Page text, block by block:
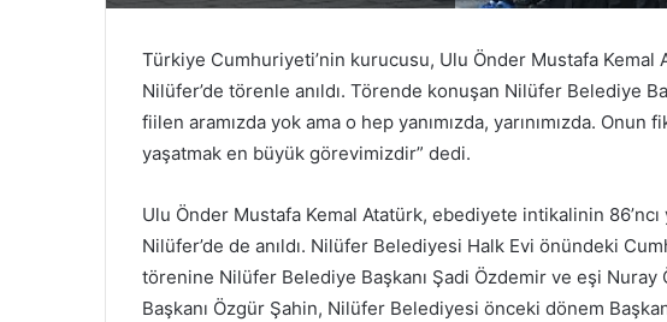
Türkiye Cumhuriyeti’nin kurucusu, Ulu Önder Mustafa Kemal
Nilüfer’de törenle anıldı. Törende konuşan Nilüfer Belediye
fiilen aramızda yok ama o hep yanımızda, yarınımızda.
yaşatmak en büyük görevimizdir” dedi.
Ulu Önder Mustafa Kemal Atatürk, ebediyete intikalinin
Nilüfer’de de anıldı. Nilüfer Belediyesi Halk Evi önündeki
törenine Nilüfer Belediye Başkanı Şadi Özdemir ve eşi Nuray
Başkanı Özgür Şahin, Nilüfer Belediyesi önceki dönem